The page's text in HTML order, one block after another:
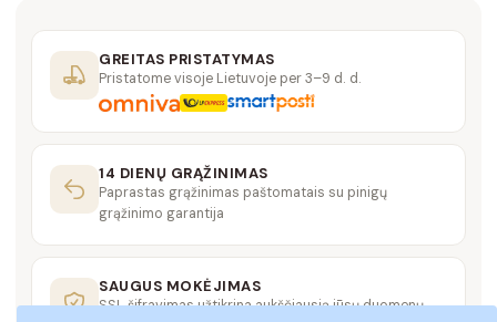
GREITAS PRISTATYMAS
Pristatome visoje Lietuvoje per 3–9 d. d.
14 DIENŲ GRĄŽINIMAS
Paprastas grąžinimas paštomatais su pinigų
grąžinimo garantija
SAUGUS MOKĖJIMAS
SSL šifravimas užtikrina aukščiausią jūsų duomenų